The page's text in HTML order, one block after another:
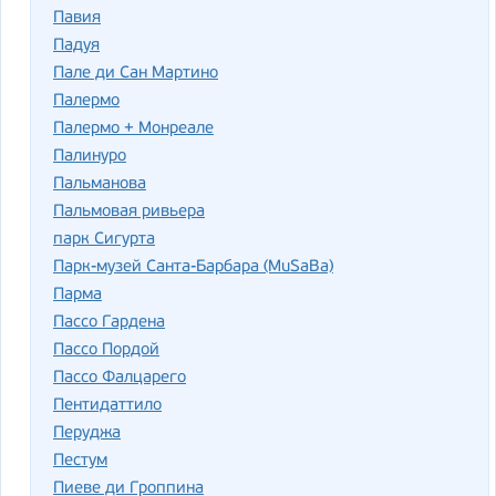
Павия
Падуя
Пале ди Сан Мартино
Палермо
Палермо + Монреале
Палинуро
Пальманова
Пальмовая ривьера
парк Сигурта
Парк-музей Санта-Барбара (MuSaBa)
Парма
Пассо Гардена
Пассо Пордой
Пассо Фалцарего
Пентидаттило
Перуджа
Пестум
Пиеве ди Гроппина